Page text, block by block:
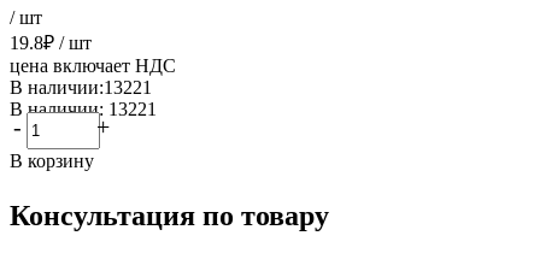
/ шт
19.8₽ / шт
цена включает НДС
В наличии:13221
В наличии: 13221
- +
В корзину
Консультация по товару